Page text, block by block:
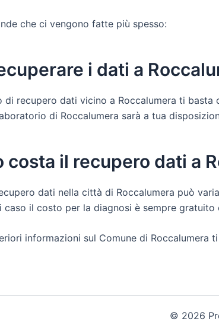
che ci vengono fatte più spesso:
i dati a
di recupero dati vicino a Roccalumera ti
di Roccalumera sarà a tua
costa il recupero dati a
dati nella città di Roccalumera può
caso il costo per la diagnosi è sempre gratuito
informazioni sul Comune di Roccalumera
© 2026